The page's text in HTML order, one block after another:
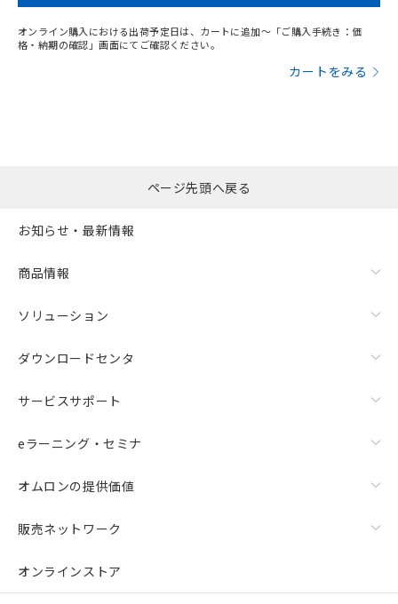
オンライン購入における出荷予定日は、カートに追加～「ご購入手続き：価
格・納期の確認」画面にてご確認ください。
カートをみる
ページ先頭へ戻る
お知らせ・最新情報
商品情報
ソリューション
ダウンロードセンタ
サービスサポート
eラーニング・セミナ
オムロンの提供価値
販売ネットワーク
オンラインストア